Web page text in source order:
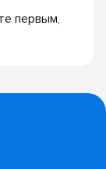
первым,